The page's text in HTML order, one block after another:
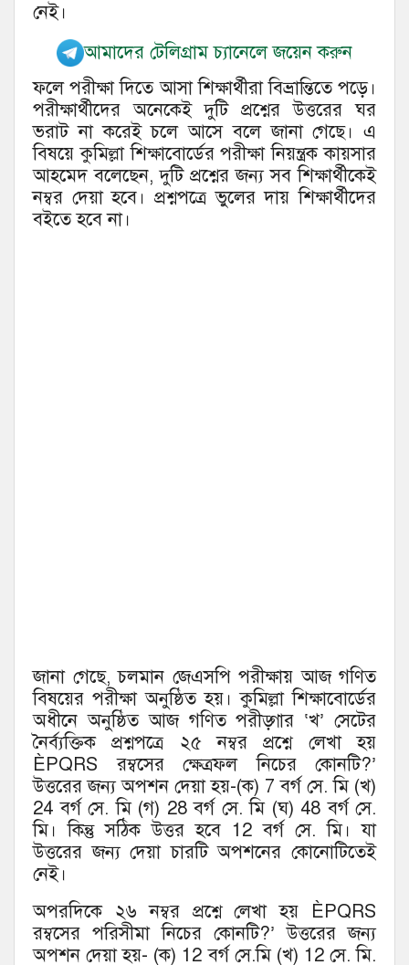
নেই।
আমাদের টেলিগ্রাম চ্যানেলে জয়েন করুন
ফলে পরীক্ষা দিতে আসা শিক্ষার্থীরা বিভ্রান্তিতে পড়ে।
পরীক্ষার্থীদের অনেকেই দুটি প্রশ্নের উত্তরের ঘর
ভরাট না করেই চলে আসে বলে জানা গেছে। এ
বিষয়ে কুমিল্লা শিক্ষাবোর্ডের পরীক্ষা নিয়ন্ত্রক কায়সার
আহমেদ বলেছেন, দুটি প্রশ্নের জন্য সব শিক্ষার্থীকেই
নম্বর দেয়া হবে। প্রশ্নপত্রে ভুলের দায় শিক্ষার্থীদের
বইতে হবে না।
জানা গেছে, চলমান জেএসপি পরীক্ষায় আজ গণিত
বিষয়ের পরীক্ষা অনুষ্ঠিত হয়। কুমিল্লা শিক্ষাবোর্ডের
অধীনে অনুষ্ঠিত আজ গণিত পরীড়্গার ‘খ’ সেটের
নৈর্ব্যক্তিক প্রশ্নপত্রে ২৫ নম্বর প্রশ্নে লেখা হয়
ÈPQRS রম্বসের ক্ষেত্রফল নিচের কোনটি?’
উত্তরের জন্য অপশন দেয়া হয়-(ক) 7 বর্গ সে. মি (খ)
24 বর্গ সে. মি (গ) 28 বর্গ সে. মি (ঘ) 48 বর্গ সে.
মি। কিন্তু সঠিক উত্তর হবে 12 বর্গ সে. মি। যা
উত্তরের জন্য দেয়া চারটি অপশনের কোনোটিতেই
নেই।
অপরদিকে ২৬ নম্বর প্রশ্নে লেখা হয় ÈPQRS
রম্বসের পরিসীমা নিচের কোনটি?’ উত্তরের জন্য
অপশন দেয়া হয়- (ক) 12 বর্গ সে.মি (খ) 12 সে. মি.